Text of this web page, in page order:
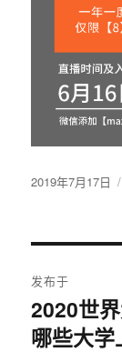
发
2019年7月17日
章
导
发布于
2020世
哪些大学